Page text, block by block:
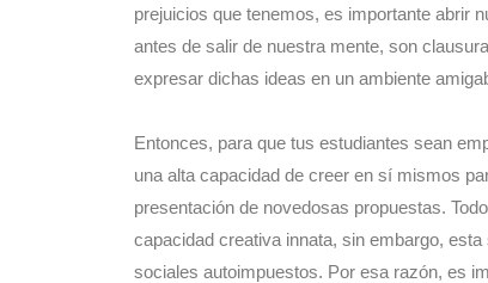
prejuicios que tenemos, es importante abrir
antes de salir de nuestra mente, son
expresar dichas ideas en un ambiente
Entonces, para que tus estudiantes sean
una alta capacidad de creer en sí mismos
presentación de novedosas propuestas.
capacidad creativa innata, sin embargo,
sociales autoimpuestos. Por esa razón, es